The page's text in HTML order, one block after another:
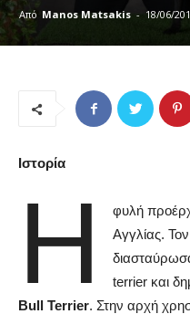
Από Manos Matsakis - 18/06/
Ιστορία
Η
φυλή
Αγγλίας.
terrier και
Bull Terrier. Στην αρχή